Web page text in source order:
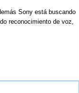
Sony está buscando
reconocimiento de voz,